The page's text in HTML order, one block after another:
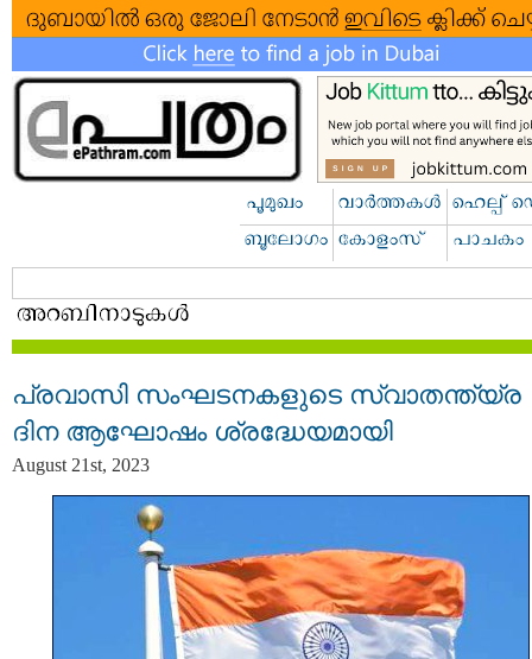
പ്രവാസി സംഘടനകളുടെ സ്വാതന്ത്യ്ര
ദിന ആഘോഷം ശ്രദ്ധേയമായി
August 21st, 2023